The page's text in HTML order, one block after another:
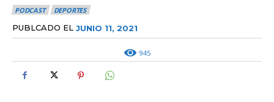
PODCAST DEPORTES
PUBLCADO EL JUNIO 11, 2021
945